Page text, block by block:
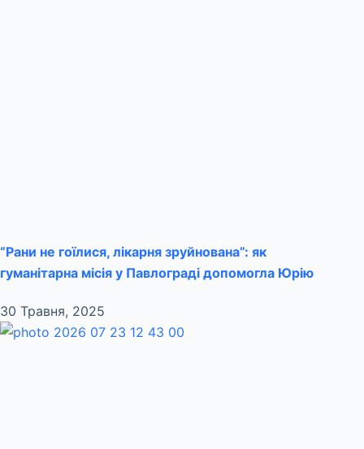
“Рани не гоїлися, лікарня зруйнована”: як
гуманітарна місія у Павлограді допомогла Юрію
30 Травня, 2025